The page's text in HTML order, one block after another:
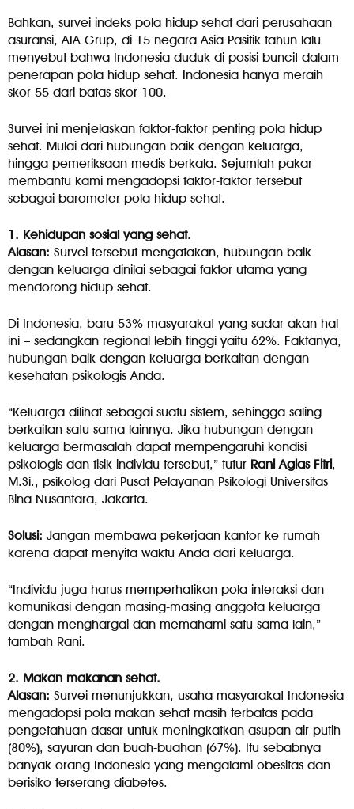
Bahkan, survei indeks pola hidup sehat dari perusahaan
asuransi, AIA Grup, di 15 negara Asia Pasifik tahun lalu
menyebut bahwa Indonesia duduk di posisi buncit dalam
penerapan pola hidup sehat. Indonesia hanya meraih
skor 55 dari batas skor 100.
Survei ini menjelaskan faktor-faktor penting pola hidup
sehat. Mulai dari hubungan baik dengan keluarga,
hingga pemeriksaan medis berkala. Sejumlah pakar
membantu kami mengadopsi faktor-faktor tersebut
sebagai barometer pola hidup sehat.
1. Kehidupan sosial yang sehat.
Alasan: Survei tersebut mengatakan, hubungan baik
dengan keluarga dinilai sebagai faktor utama yang
mendorong hidup sehat.
Di Indonesia, baru 53% masyarakat yang sadar akan hal
ini – sedangkan regional lebih tinggi yaitu 62%. Faktanya,
hubungan baik dengan keluarga berkaitan dengan
kesehatan psikologis Anda.
“Keluarga dilihat sebagai suatu sistem, sehingga saling
berkaitan satu sama lainnya. Jika hubungan dengan
keluarga bermasalah dapat mempengaruhi kondisi
psikologis dan fisik individu tersebut,” tutur Rani Agias Fitri,
M.Si., psikolog dari Pusat Pelayanan Psikologi Universitas
Bina Nusantara, Jakarta.
Solusi: Jangan membawa pekerjaan kantor ke rumah
karena dapat menyita waktu Anda dari keluarga.
“Individu juga harus memperhatikan pola interaksi dan
komunikasi dengan masing-masing anggota keluarga
dengan menghargai dan memahami satu sama lain,”
tambah Rani.
2. Makan makanan sehat.
Alasan: Survei menunjukkan, usaha masyarakat Indonesia
mengadopsi pola makan sehat masih terbatas pada
pengetahuan dasar untuk meningkatkan asupan air putih
(80%), sayuran dan buah-buahan (67%). Itu sebabnya
banyak orang Indonesia yang mengalami obesitas dan
berisiko terserang diabetes.